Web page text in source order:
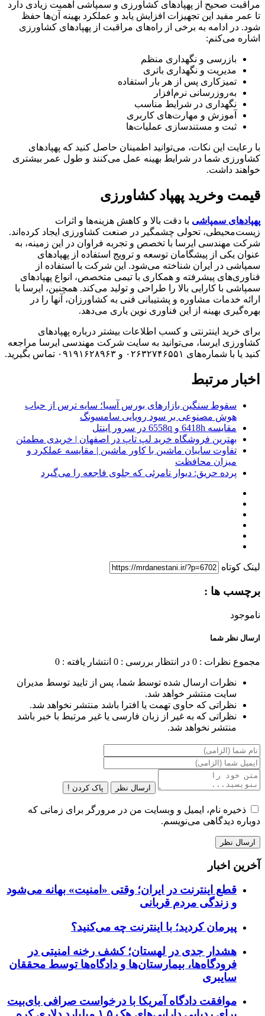
مراقبت صحیح از پهپادهای کشاورزی و سمپاشی اهمیت زیادی دارد
تا عمر مفید این تجهیزات افزایش یابد و عملکرد بهینه آن‌ها حفظ
شود. در ادامه به برخی از راه‌های مراقبت از پهپادهای کشاورزی
اشاره می‌کنم:
بازرسی و نگهداری منظم
مدیریت و نگهداری باتری
تمیزکاری پس از هر بار استفاده
به‌روزرسانی نرم‌افزار
نگهداری در شرایط مناسب
آموزش و مهارت‌های کاربری
ثبت و مستندسازی عملیات‌ها
با رعایت این نکات، می‌توانید اطمینان حاصل کنید که پهپادهای
کشاورزی شما در شرایط بهینه عمل می‌کنند و طول عمر بیشتری
خواهند داشت.
قیمت وخرید پهپاد کشاورزی
پهپادهای سمپاشی با دقت بالا و کاهش هزینه‌ها و اثرات
زیست‌محیطی، تحولی چشمگیر در صنعت کشاورزی ایجاد کرده‌اند.
شرکت مهندسی ایرسا با تخصص و تجربه فراوان در این زمینه، به
عنوان یکی از پیشگامان توسعه و ترویج استفاده از پهپادهای
سمپاشی در ایران شناخته می‌شود. این شرکت با استفاده از
فناوری‌های پیشرفته و همکاری با تیمی متخصص، انواع پهپادهای
سمپاشی با کارایی بالا را طراحی و تولید می‌کند. همچنین، ایرسا با
ارائه خدمات مشاوره و پشتیبانی فنی به کشاورزان، آنها را در
بهره‌گیری بهینه از این فناوری نوین یاری می‌دهد.
برای خرید اینترنتی و کسب اطلاعات بیشتر درباره پهپادهای
کشاورزی ایرسا، می‌توانید به سایت شرکت مهندسی ایرسا مراجعه
کنید یا با شماره‌های ۰۲۶۳۲۷۴۶۵۵۱ و ۰۹۱۹۱۶۲۸۹۶۳ تماس بگیرید.
اخبار مرتبط
سقوط سنگین بازارهای بورس آسیا؛ سایه ترس از حباب
هوش مصنوعی بر سود رویایی سامسونگ
مقایسه 6418h و 6558q در سرور اینتل
بهترین فروشگاه خرید لپ تاپ در اصفهان | خریدی مطمئن
تفاوت سایبان ماشین با کاور ماشین | مقایسه عملکرد و
میزان محافظت
پرده حریق: دیوار نامرئی که جلوی فاجعه را می‌گیرد
لینک کوتاه
برچسب ها :
ناموجود
ارسال نظر شما
مجموع نظرات : 0 در انتظار بررسی : 0 انتشار یافته : 0
نظرات ارسال شده توسط شما، پس از تایید توسط مدیران
سایت منتشر خواهد شد.
نظراتی که حاوی تهمت یا افترا باشد منتشر نخواهد شد.
نظراتی که به غیر از زبان فارسی یا غیر مرتبط با خبر باشد
منتشر نخواهد شد.
ارسال نظر پاک کردن !
ذخیره نام، ایمیل و وبسایت من در مرورگر برای زمانی که
دوباره دیدگاهی می‌نویسم.
آخرین اخبار
قطع اینترنت در ایران؛ وقتی «امنیت» بهانه می‌شود
و زندگی مردم قربانی
پیرمان کردید؛ با اینترنت چه می‌کنید؟
هشدار جدی در لهستان؛ کشف رخنه امنیتی در
فرودگاه‌ها، بیمارستان‌ها و دادگاه‌ها توسط محققان
سایبری
موافقت دادگاه آمریکا با درخواست صرافی بای‌بیت